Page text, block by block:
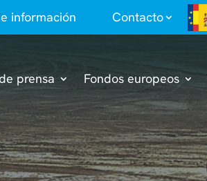
información Contacto
prensa Fondos europeos